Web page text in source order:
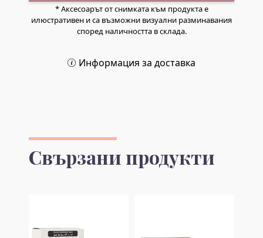
* Аксесоарът от снимката към продукта е
илюстративен и са възможни визуални разминавания
според наличността в склада.
Информация за доставка
Свързани продукти